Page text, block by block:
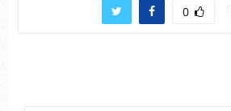
0